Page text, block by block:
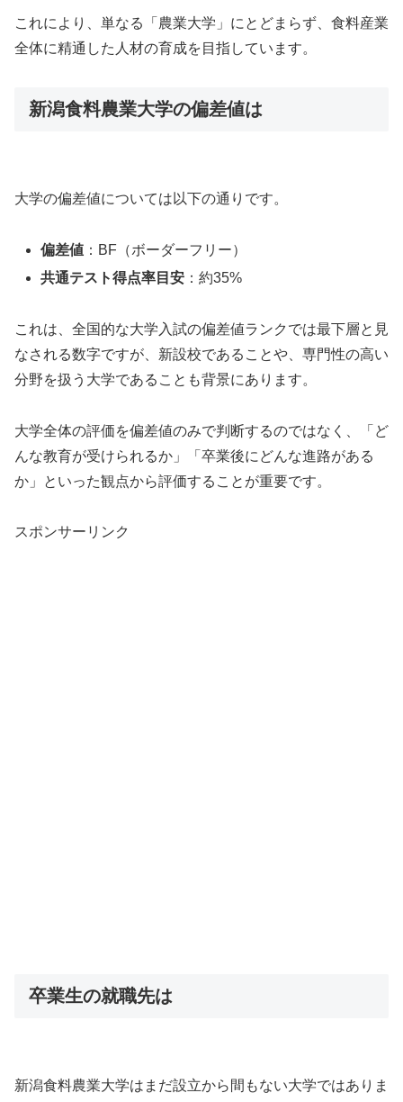
これにより、単なる「農業大学」にとどまらず、食料産業
全体に精通した人材の育成を目指しています。
新潟食料農業大学の偏差値は
大学の偏差値については以下の通りです。
偏差値 ：BF（ボーダーフリー）
共通テスト得点率目安 ：約35%
これは、全国的な大学入試の偏差値ランクでは最下層と見
なされる数字ですが、新設校であることや、専門性の高い
分野を扱う大学であることも背景にあります。
大学全体の評価を偏差値のみで判断するのではなく、「ど
んな教育が受けられるか」「卒業後にどんな進路がある
か」といった観点から評価することが重要です。
スポンサーリンク
卒業生の就職先は
新潟食料農業大学はまだ設立から間もない大学ではありま